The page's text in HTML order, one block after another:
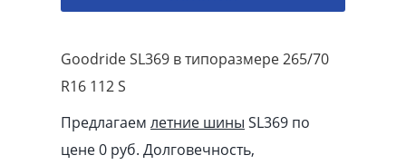
Goodride SL369 в типоразмере 265/70
R16 112 S
Предлагаем летние шины SL369 по
цене 0 руб. Долговечность,